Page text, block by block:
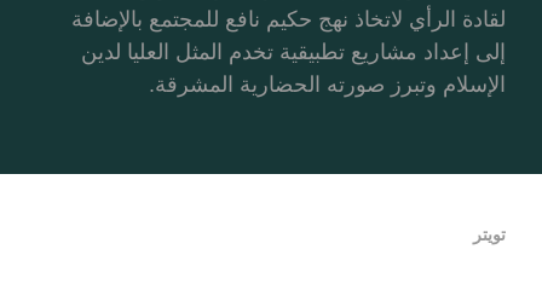
لقادة الرأي لاتخاذ نهج حكيم نافع للمجتمع بالإضافة
إلى إعداد مشاريع تطبيقية تخدم المثل العليا لدين
الإسلام وتبرز صورته الحضارية المشرقة.
تويتر